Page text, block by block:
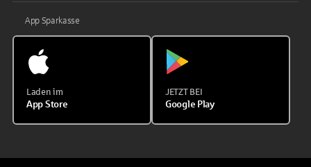
App Sparkasse
Laden im
App Store
JETZT BEI
Google Play